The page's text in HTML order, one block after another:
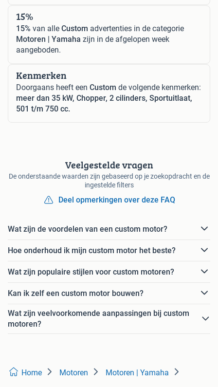
15%
15% van alle Custom advertenties in de categorie
Motoren | Yamaha zijn in de afgelopen week
aangeboden.
Kenmerken
Doorgaans heeft een Custom de volgende kenmerken:
meer dan 35 kW, Chopper, 2 cilinders, Sportuitlaat,
501 t/m 750 cc.
Veelgestelde vragen
De onderstaande waarden zijn gebaseerd op je zoekopdracht en de
ingestelde filters
Deel opmerkingen over deze FAQ
Wat zijn de voordelen van een custom motor?
Hoe onderhoud ik mijn custom motor het beste?
Wat zijn populaire stijlen voor custom motoren?
Kan ik zelf een custom motor bouwen?
Wat zijn veelvoorkomende aanpassingen bij custom
motoren?
Home Motoren Motoren | Yamaha